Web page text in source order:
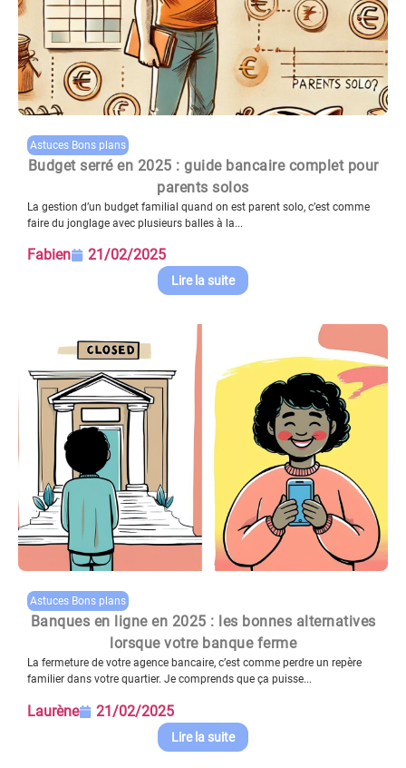
Astuces Bons plans
Budget serré en 2025 : guide bancaire complet pour
parents solos
La gestion d’un budget familial quand on est parent solo, c’est comme
faire du jonglage avec plusieurs balles à la...
Fabien 21/02/2025
Lire la suite
Astuces Bons plans
Banques en ligne en 2025 : les bonnes alternatives
lorsque votre banque ferme
La fermeture de votre agence bancaire, c’est comme perdre un repère
familier dans votre quartier. Je comprends que ça puisse...
Laurène 21/02/2025
Lire la suite